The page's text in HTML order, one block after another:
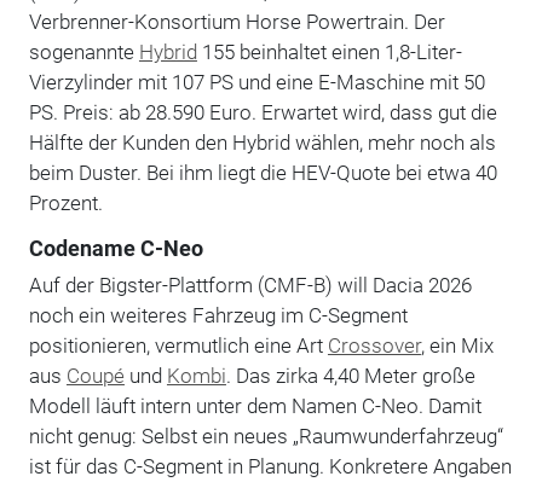
Verbrenner-Konsortium Horse Powertrain. Der
sogenannte Hybrid 155 beinhaltet einen 1,8-Liter-
Vierzylinder mit 107 PS und eine E-Maschine mit 50
PS. Preis: ab 28.590 Euro. Erwartet wird, dass gut die
Hälfte der Kunden den Hybrid wählen, mehr noch als
beim Duster. Bei ihm liegt die HEV-Quote bei etwa 40
Prozent.
Codename C-Neo
Auf der Bigster-Plattform (CMF-B) will Dacia 2026
noch ein weiteres Fahrzeug im C-Segment
positionieren, vermutlich eine Art Crossover, ein Mix
aus Coupé und Kombi. Das zirka 4,40 Meter große
Modell läuft intern unter dem Namen C-Neo. Damit
nicht genug: Selbst ein neues „Raumwunderfahrzeug“
ist für das C-Segment in Planung. Konkretere Angaben